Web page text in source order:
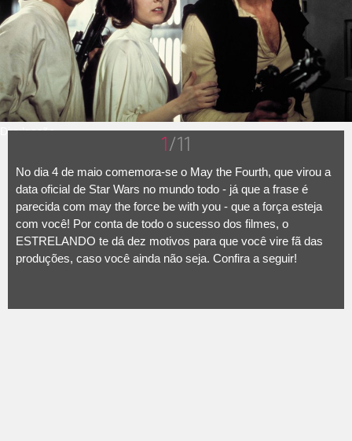
Divulgação 1/11
No dia 4 de maio comemora-se o May the Fourth, que virou a
data oficial de Star Wars no mundo todo - já que a frase é
parecida com may the force be with you - que a força esteja
com você! Por conta de todo o sucesso dos filmes, o
ESTRELANDO te dá dez motivos para que você vire fã das
produções, caso você ainda não seja. Confira a seguir!